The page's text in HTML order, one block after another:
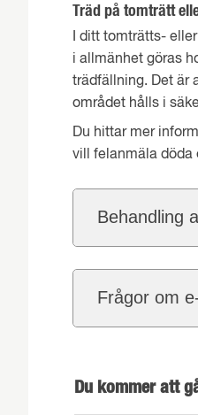
Träd på tomträtt
I ditt tomträtts-
i allmänhet göras
trädfällning. Det är
området hålls i
Du hittar mer
vill felanmäla döda
Behandling
Frågor om
Du kommer att